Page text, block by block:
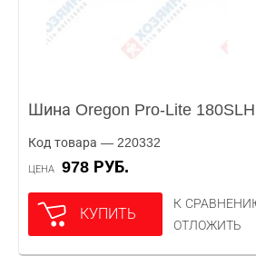
Шина Oregon Pro-Lite
Код товара — 220332
ЦЕНА 978 РУБ.
КУПИТЬ
К
ОТЛОЖИТЬ